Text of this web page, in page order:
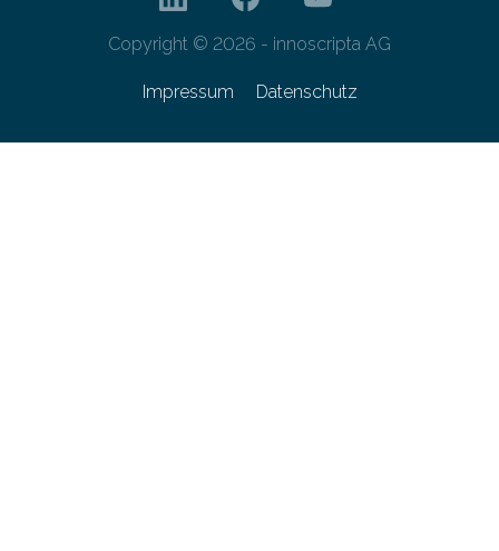
Copyright © 2026 - innoscripta AG
Impressum Datenschutz